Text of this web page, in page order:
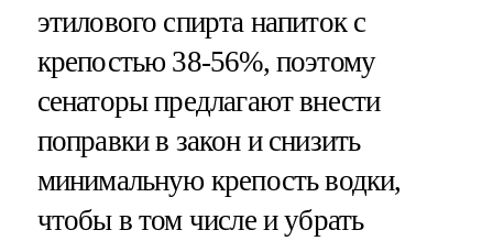
этилового спирта напиток с
крепостью 38-56%, поэтому
сенаторы предлагают внести
поправки в закон и снизить
минимальную крепость водки,
чтобы в том числе и убрать